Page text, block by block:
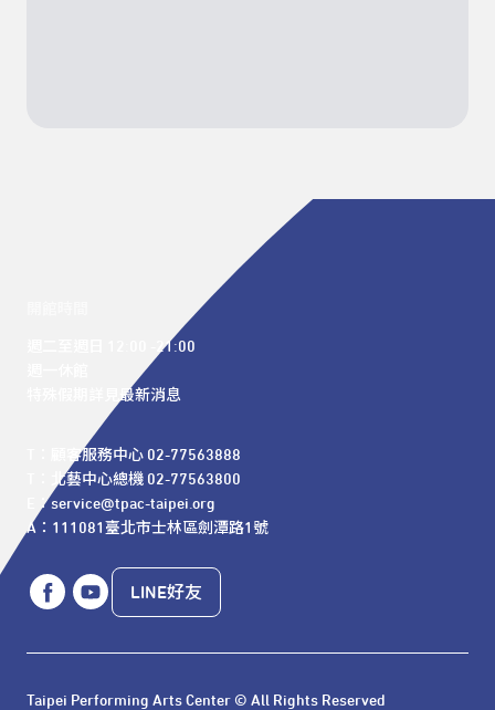
週二至週日 12:00 -21:00
特殊假期詳見最新消息
T：顧客服務中心 02-77563888
T：北藝中心總機 02-77563800
E：service@tpac-taipei.org
A：111081臺北市士林區劍潭路1號
LINE好友
Taipei Performing Arts Center © All Rights Reserved